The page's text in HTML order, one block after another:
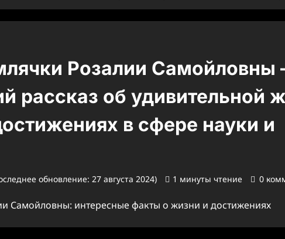
Розалии
рассказ об удивительной
в сфере науки и
обновление: 27 августа 2024) 1 минуты чтение 0